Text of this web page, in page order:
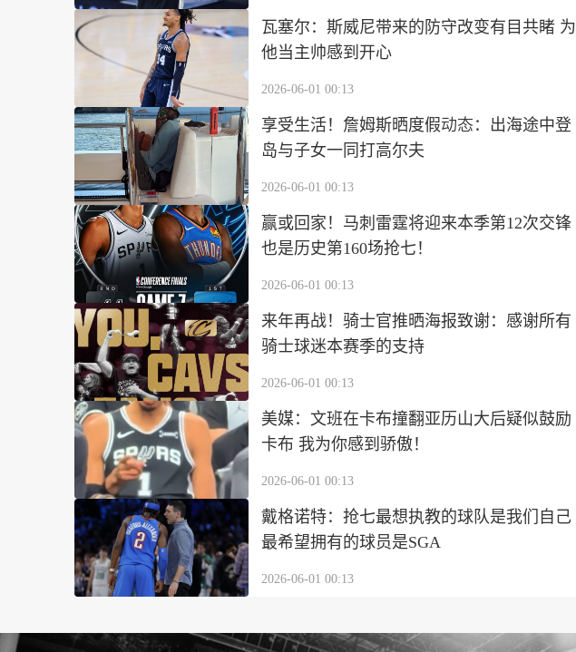
瓦塞尔：斯威尼带来的防守改变有目共睹 为
他当主帅感到开心
2026-06-01 00:13
享受生活！詹姆斯晒度假动态：出海途中登
岛与子女一同打高尔夫
2026-06-01 00:13
赢或回家！马刺雷霆将迎来本季第12次交锋
也是历史第160场抢七！
2026-06-01 00:13
来年再战！骑士官推晒海报致谢：感谢所有
骑士球迷本赛季的支持
2026-06-01 00:13
美媒：文班在卡布撞翻亚历山大后疑似鼓励
卡布 我为你感到骄傲！
2026-06-01 00:13
戴格诺特：抢七最想执教的球队是我们自己
最希望拥有的球员是SGA
2026-06-01 00:13